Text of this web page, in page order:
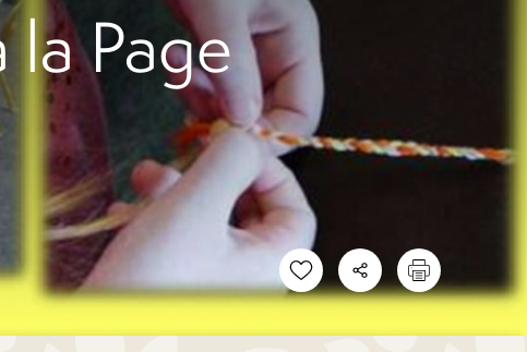
Page